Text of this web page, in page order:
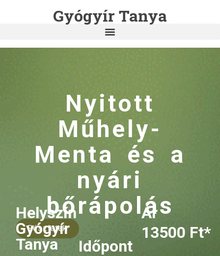
Gyógyír Tanya
Nyitott
Műhely-
Menta és a
nyári
bőrápolás
Részletek
Helyszín
Gyógyír
Tanya
Időpont
Ár
13500 Ft*